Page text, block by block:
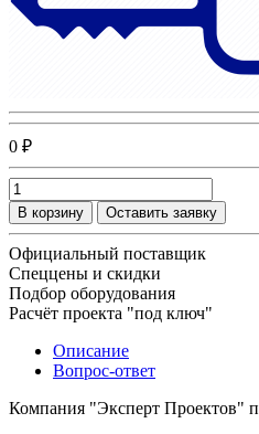
0 ₽
В корзину Оставить заявку
Официальный поставщик
Спеццены и скидки
Подбор оборудования
Расчёт проекта "под ключ"
Описание
Вопрос-ответ
Компания "Эксперт Проектов"